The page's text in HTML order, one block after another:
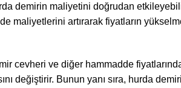
demirin maliyetini doğrudan
maliyetlerini artırarak fiyatların
cevheri ve diğer hammadde
değiştirir. Bunun yanı sıra, hurda